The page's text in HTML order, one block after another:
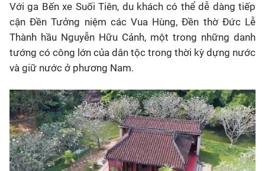
Với ga Bến xe Suối Tiên, du khách có thể dễ dàng tiếp
cận Đền Tưởng niệm các Vua Hùng, Đền thờ Đức Lễ
Thành hầu Nguyễn Hữu Cảnh, một trong những danh
tướng có công lớn của dân tộc trong thời kỳ dựng nước
và giữ nước ở phương Nam.